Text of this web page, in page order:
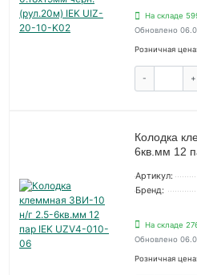
На складе
Обновлено
Розничная цена:
- +
Колодка
6кв.мм 12
Артикул:
Бренд:
На складе
Обновлено
Розничная цена: